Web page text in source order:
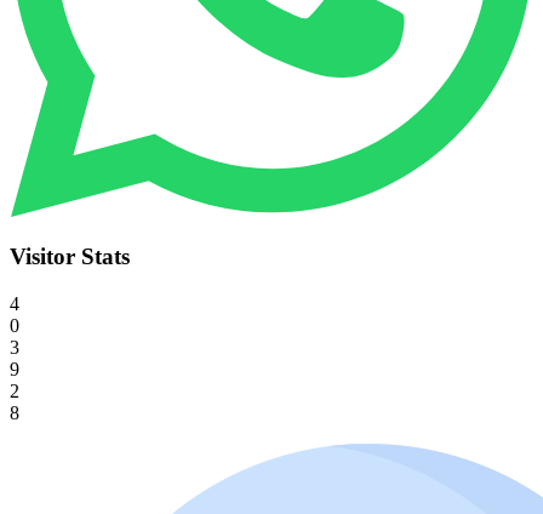
Visitor Stats
4
0
3
9
2
8